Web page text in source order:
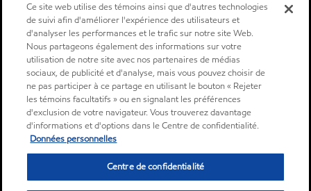
Ce site web utilise des témoins ainsi que d'autres technologies
de suivi afin d'améliorer l'expérience des utilisateurs et
d'analyser les performances et le trafic sur notre site Web.
Nous partageons également des informations sur votre
utilisation de notre site avec nos partenaires de médias
sociaux, de publicité et d'analyse, mais vous pouvez choisir de
ne pas participer à ce partage en utilisant le bouton « Rejeter
les témoins facultatifs » ou en signalant les préférences
d'exclusion de votre navigateur. Vous trouverez davantage
d'informations et d'options dans le Centre de confidentialité.
Données personnelles
Centre de confidentialité